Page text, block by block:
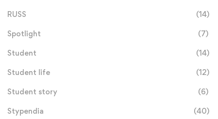
RUSS (14)
Spotlight (7)
Student (14)
Student life (12)
Student story (6)
Stypendia (40)